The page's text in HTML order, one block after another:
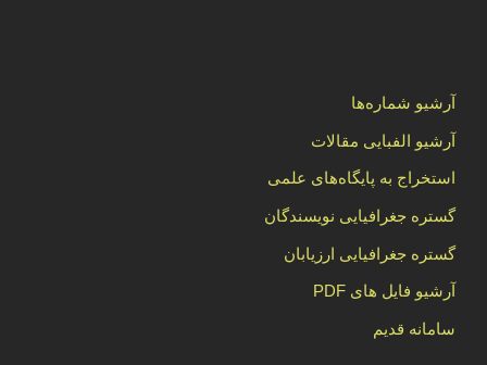
آرشیو شماره‌ها
آرشیو الفبایی مقالات
استخراج به پایگاه‌های علمی
گستره جغرافیایی نویسندگان
گستره جغرافیایی ارزیابان
آرشیو فایل های PDF
سامانه قدیم